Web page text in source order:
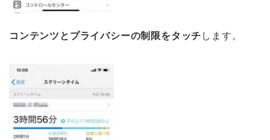
コンテンツとプライバシーの制限をタッチ します。